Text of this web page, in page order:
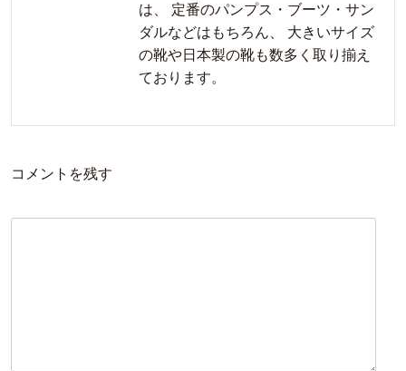
は、 定番のパンプス・ブーツ・サン
ダルなどはもちろん、 大きいサイズ
の靴や日本製の靴も数多く取り揃え
ております。
コメントを残す